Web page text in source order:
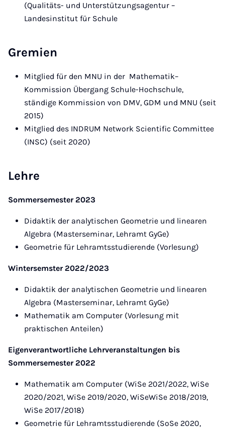
(Qualitäts- und Unterstützungsagentur –
Landesinstitut für Schule
Gremien
Mitglied für den MNU in der Mathematik–
Kommission Übergang Schule-Hochschule,
ständige Kommission von DMV, GDM und MNU (seit
2015)
Mitglied des INDRUM Network Scientific Committee
(INSC) (seit 2020)
Lehre
Sommersemester 2023
Didaktik der analytischen Geometrie und linearen
Algebra (Masterseminar, Lehramt GyGe)
Geometrie für Lehramtsstudierende (Vorlesung)
Wintersemster 2022/2023
Didaktik der analytischen Geometrie und linearen
Algebra (Masterseminar, Lehramt GyGe)
Mathematik am Computer (Vorlesung mit
praktischen Anteilen)
Eigenverantwortliche Lehrveranstaltungen bis
Sommersemester 2022
Mathematik am Computer (WiSe 2021/2022, WiSe
2020/2021, WiSe 2019/2020, WiSeWiSe 2018/2019,
WiSe 2017/2018)
Geometrie für Lehramtsstudierende (SoSe 2020,